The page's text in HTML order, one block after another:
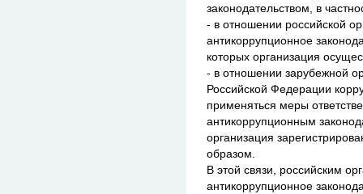
законодательством, в
- в отношении российской
антикоррупционное
которых организация
- в отношении зарубежной
Российской Федерации
применяться меры
антикоррупционным
организация
образом.
В этой связи, российским
антикоррупционное